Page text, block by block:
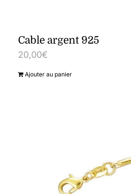
Cable argent 925
20,00€
Ajouter au panier